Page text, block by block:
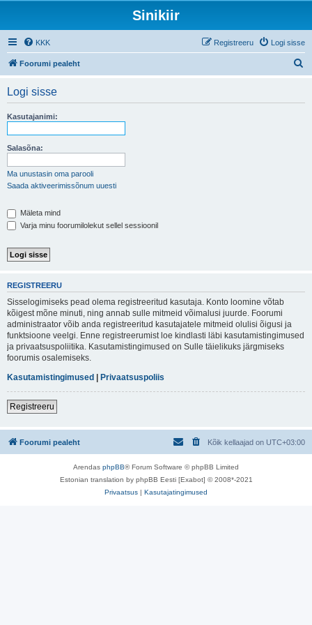
Sinikiir
KKK Logi sisse
Registreeru
Foorumi pealeht
Logi sisse
Kasutajanimi:
Salasõna:
Ma unustasin oma parooli
Saada aktiveerimissõnum uuesti
Mäleta mind
Varja minu foorumilolekut sellel sessioonil
REGISTREERU
Sisselogimiseks pead olema registreeritud kasutaja. Konto loomine võtab
kõigest mõne minuti, ning annab sulle mitmeid võimalusi juurde. Foorumi
administraator võib anda registreeritud kasutajatele mitmeid olulisi õigusi ja
funktsioone veelgi. Enne registreerumist loe kindlasti läbi kasutamistingimused
ja privaatsuspoliitika. Kasutamistingimused on Sulle täielikuks järgmiseks
foorumis osalemiseks.
Kasutamistingimused | Privaatsuspoliis
Registreeru
Foorumi pealeht Kõik kellaajad on UTC+03:00
Arendas phpBB® Forum Software © phpBB Limited
Estonian translation by phpBB Eesti [Exabot] © 2008*-2021
Privaatsus | Kasutajatingimused